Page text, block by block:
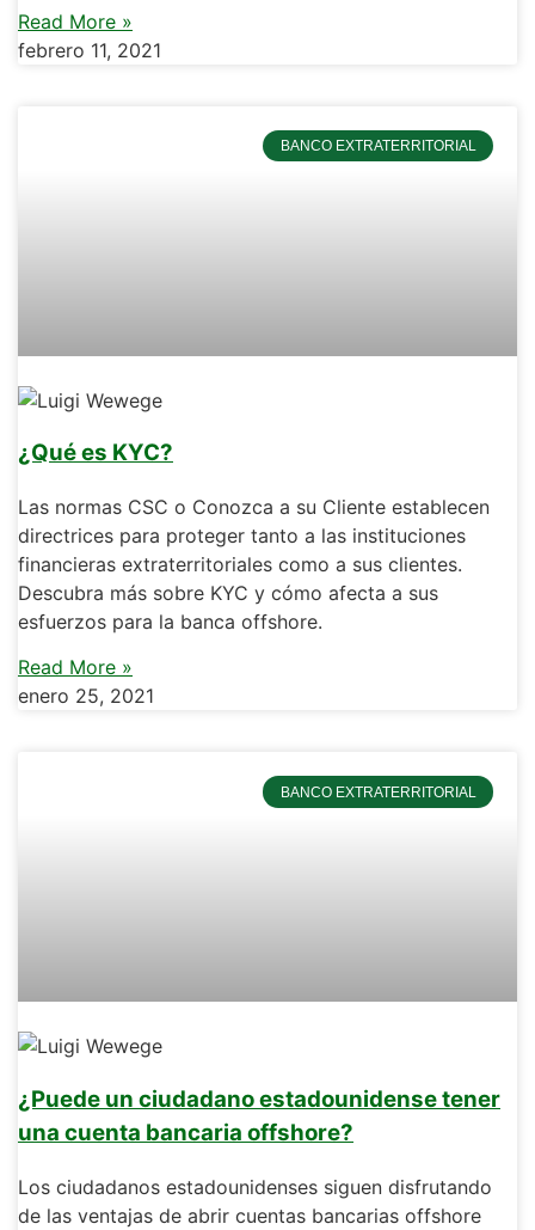
Read More »
febrero 11, 2021
BANCO EXTRATERRITORIAL
¿Qué es KYC?
Las normas CSC o Conozca a su Cliente establecen
directrices para proteger tanto a las instituciones
financieras extraterritoriales como a sus clientes.
Descubra más sobre KYC y cómo afecta a sus
esfuerzos para la banca offshore.
Read More »
enero 25, 2021
BANCO EXTRATERRITORIAL
¿Puede un ciudadano estadounidense tener
una cuenta bancaria offshore?
Los ciudadanos estadounidenses siguen disfrutando
de las ventajas de abrir cuentas bancarias offshore